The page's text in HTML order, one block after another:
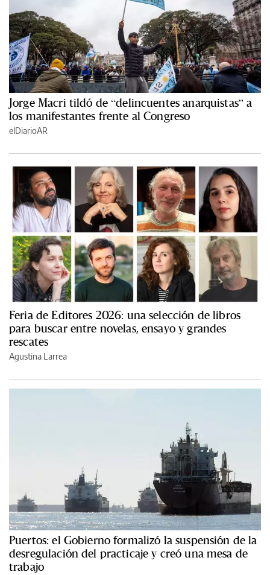
Jorge Macri tildó de “delincuentes anarquistas” a
los manifestantes frente al Congreso
elDiarioAR
Feria de Editores 2026: una selección de libros
para buscar entre novelas, ensayo y grandes
rescates
Agustina Larrea
Puertos: el Gobierno formalizó la suspensión de la
desregulación del practicaje y creó una mesa de
trabajo